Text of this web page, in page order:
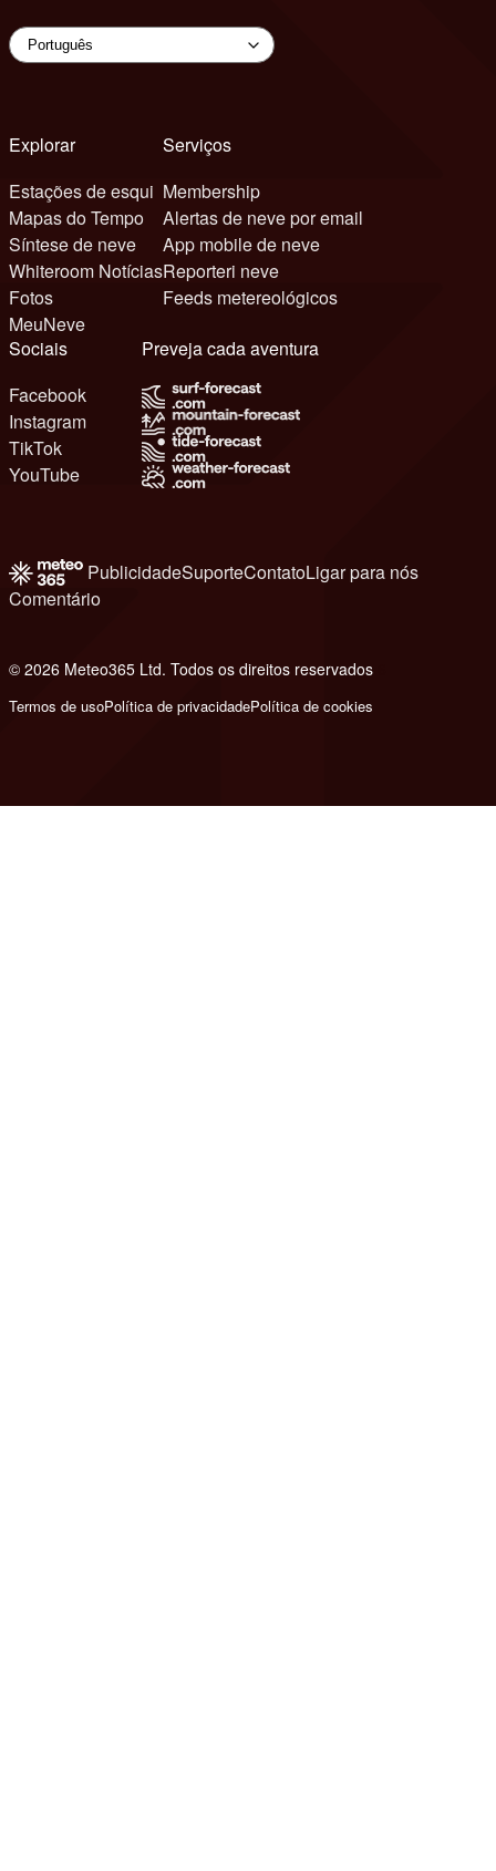
Explorar
Estações de esqui
Mapas do Tempo
Síntese de neve
Whiteroom Notícias
Fotos
MeuNeve
Serviços
Membership
Alertas de neve por email
App mobile de neve
Reporteri neve
Feeds metereológicos
Sociais
Facebook
Instagram
TikTok
YouTube
Preveja cada aventura
PublicidadeSuporteContatoLigar para nós
Comentário
© 2026 Meteo365 Ltd. Todos os direitos reservados
Termos de usoPolítica de privacidadePolítica de cookies